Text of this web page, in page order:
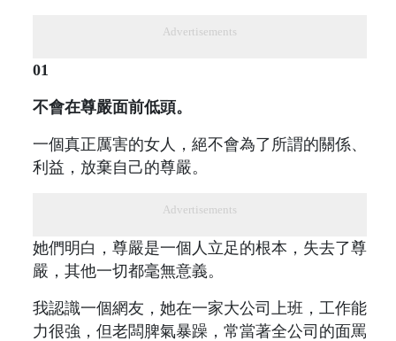
Advertisements
01
不會在尊嚴面前低頭。
一個真正厲害的女人，絕不會為了所謂的關係、
利益，放棄自己的尊嚴。
Advertisements
她們明白，尊嚴是一個人立足的根本，失去了尊
嚴，其他一切都毫無意義。
我認識一個網友，她在一家大公司上班，工作能
力很強，但老闆脾氣暴躁，常當著全公司的面罵